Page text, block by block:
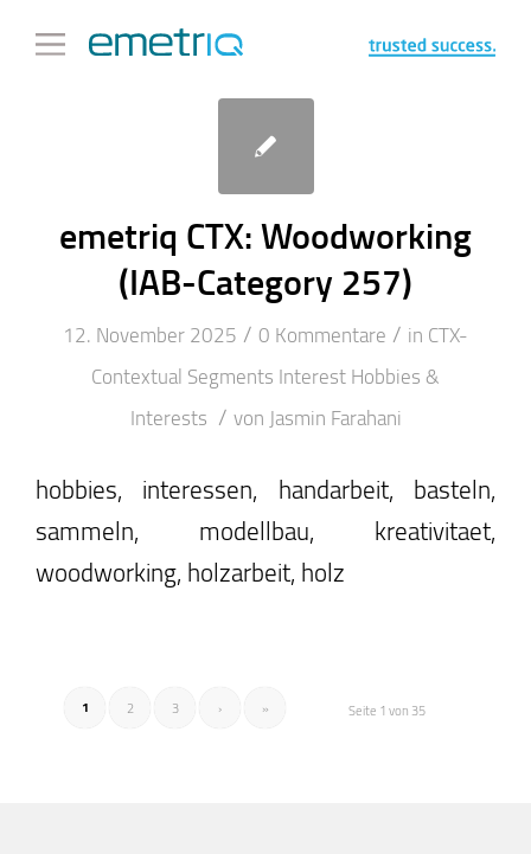
emetriq CTX: Woodworking
(IAB-Category 257)
12. November 2025 / 0 Kommentare / in CTX-
Contextual Segments Interest Hobbies &
Interests / von Jasmin Farahani
hobbies, interessen, handarbeit, basteln,
sammeln, modellbau, kreativitaet,
woodworking, holzarbeit, holz
Seite 1 von 35
1 2 3 › »